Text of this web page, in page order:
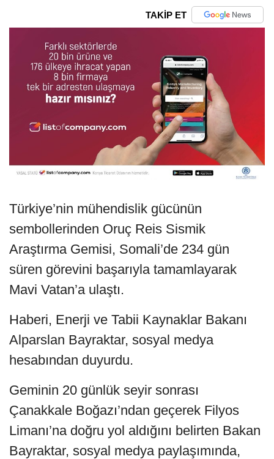
TAKİP ET
Türkiye’nin mühendislik gücünün
sembollerinden Oruç Reis Sismik
Araştırma Gemisi, Somali’de 234 gün
süren görevini başarıyla tamamlayarak
Mavi Vatan’a ulaştı.
Haberi, Enerji ve Tabii Kaynaklar Bakanı
Alparslan Bayraktar, sosyal medya
hesabından duyurdu.
Geminin 20 günlük seyir sonrası
Çanakkale Boğazı’ndan geçerek Filyos
Limanı’na doğru yol aldığını belirten Bakan
Bayraktar, sosyal medya paylaşımında,